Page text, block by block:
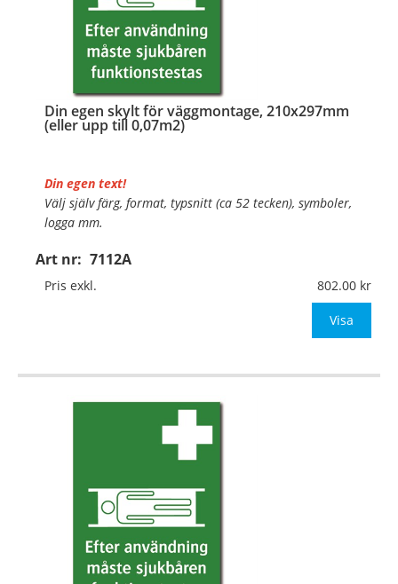
Din egen skylt för väggmontage, 210x297mm
(eller upp till 0,07m2)
Art nr: 7112A
Din egen text!
Välj själv färg, format, typsnitt (ca 52 tecken), symboler,
logga mm.
Material:Plan aluminium, 0,7mm (väggmontage)
Mått:210x297mm (eller annat mått upp till 0,07m²)
Pris exkl. 802.00
Visa